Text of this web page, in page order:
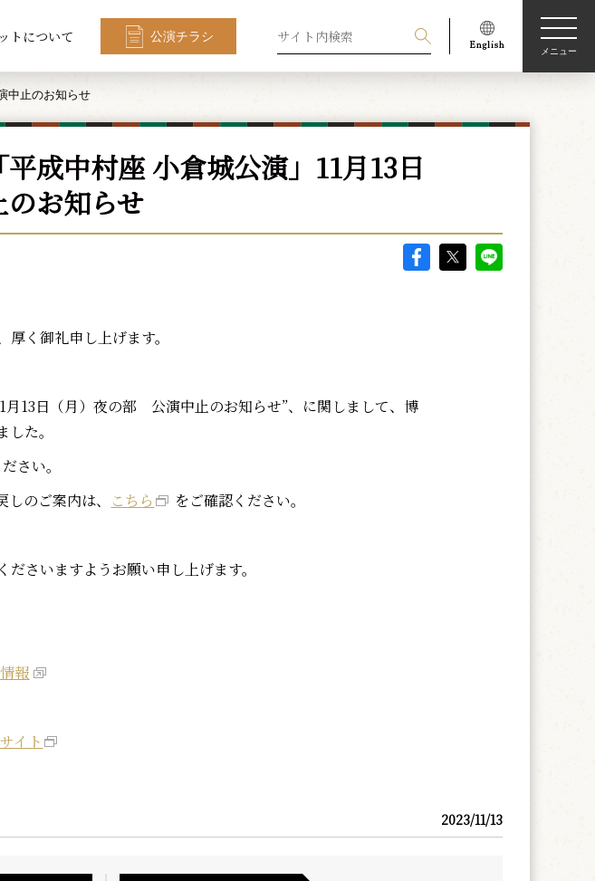
トについて 公演チラシ
メニュー
中止のお知らせ
平成中村座 小倉城公演」11月13日
お知らせ
く御礼申し上げます。
月13日（月）夜の部 公演中止のお知らせ”、に関しまして、博
た。
さい。
のご案内は、
こちら をご確認ください。
さいますようお願い申し上げます。
報
イト
2023/11/13